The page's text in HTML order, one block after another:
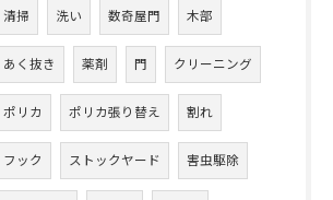
清掃 洗い 数奇屋門 木部
あく抜き 薬剤 門 クリーニング
ポリカ ポリカ張り替え 割れ
フック ストックヤード 害虫駆除